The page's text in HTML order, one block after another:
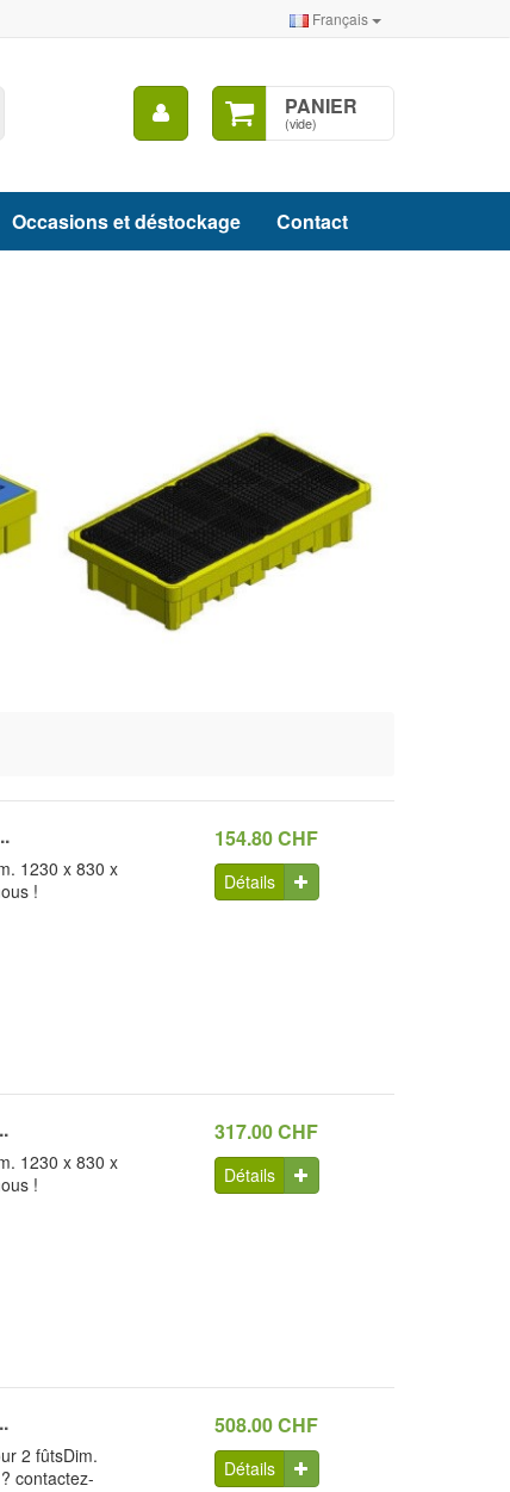
Français
PANIER
(vide)
Mon
compte
Occasions et déstockage Contact
1230 x 830 x
!
154.80 CHF
Détails
1230 x 830 x
!
317.00 CHF
Détails
2 fûtsDim.
contactez-
508.00 CHF
Détails